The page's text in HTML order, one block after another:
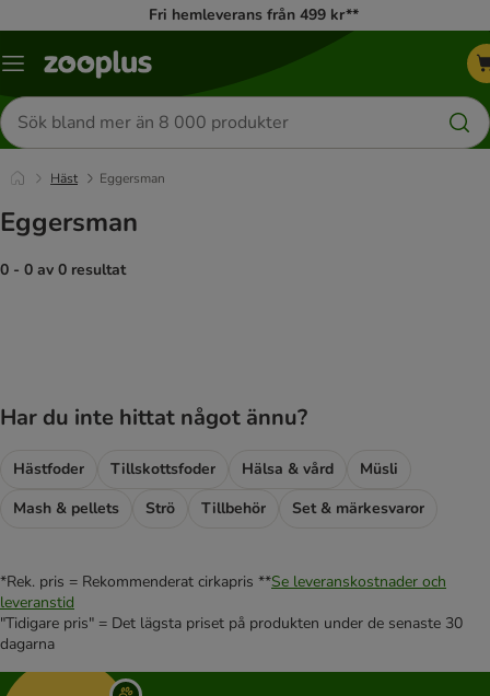
Fri hemleverans från 499 kr**
Katalogmeny
Sök
efter
produkter
Häst Eggersman
Eggersman
0 - 0 av 0 resultat
Har du inte hittat något ännu?
Hästfoder Tillskottsfoder Hälsa & vård
Müsli
Mash & pellets
Strö Tillbehör Set & märkesvaror
*Rek. pris = Rekommenderat cirkapris **Se leveranskostnader och
leveranstid
"Tidigare pris" = Det lägsta priset på produkten under de senaste 30
dagarna